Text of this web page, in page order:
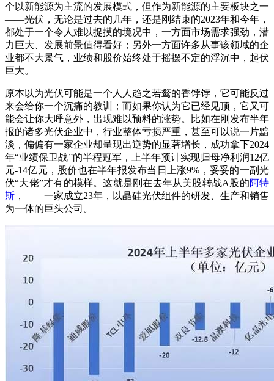
个以新能源为主流的发展模式，但作为新能源的主要板块之一
——光伏，无论是过去的几年，还是刚结束的2023年和今年，
都处于一个令人难以捉摸的境况中，一方面市场需求强劲，潜
力巨大、发展前景值得看好；另外一方面许多从事该领域的企
业都不大景气，业绩和股价始终处于摇摆不定的浮沉中，起伏
巨大。
原本以为光伏可能是一个人人趋之若鹜的香饽饽，它可能反过
来会给你一个沉痛的教训；而如果你认为它已经见顶，它又可
能会让你大呼意外，出现难以预料的涨势。比如在刚发布半年
报的诸多光伏企业中，行业整体亏损严重，甚至可以说一片黯
淡，偏偏有一家企业却呈现出逆势的显著增长，成功拿下2024
年“业绩保卫战”的半程冠军，上半年预计实现归母净利润12亿
元-14亿元，股价也在半年报发布当日上涨9%，妥妥的一副光
伏“大佬”才有的模样。这就是刚在去年从美股转战A股的阿特
斯 ，——一家成立23年，以晶硅光伏组件的研发、生产和销售
为一体的巨头公司。